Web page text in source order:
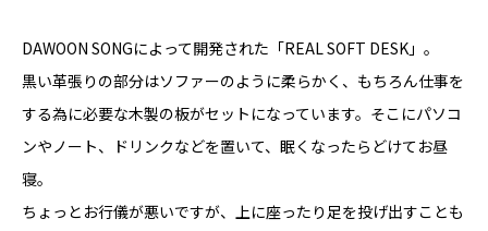
DAWOON SONGによって開発された「REAL SOFT DESK」。
黒い革張りの部分はソファーのように柔らかく、もちろん仕事を
する為に必要な木製の板がセットになっています。そこにパソコ
ンやノート、ドリンクなどを置いて、眠くなったらどけてお昼
寝。
ちょっとお行儀が悪いですが、上に座ったり足を投げ出すことも